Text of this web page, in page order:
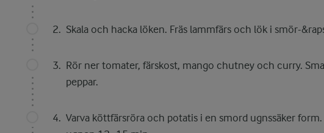
Skala och hacka löken. Fräs lammfärs och lök i smör-
Rör ner tomater, färskost, mango chutney och curry.
peppar.
Varva köttfärsröra och potatis i en smord ugnssäker